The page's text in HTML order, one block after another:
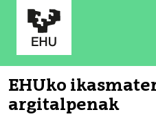
EHUko
argitalpenak